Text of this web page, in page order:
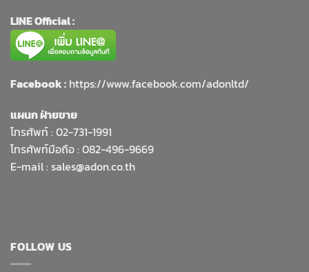
LINE Official :
Facebook : https://www.facebook.com/adonltd/
แผนก ฝ่ายขาย
โทรศัพท์ : 02-731-1991
โทรศัพท์มือถือ : 082-496-9669
E-mail : sales@adon.co.th
FOLLOW US